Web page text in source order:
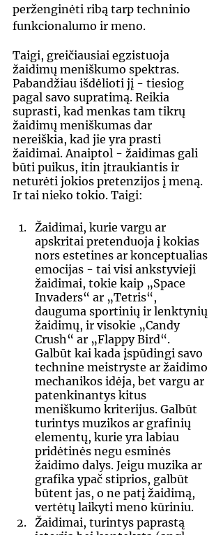
perženginėti ribą tarp techninio
funkcionalumo ir meno.
Taigi, greičiausiai egzistuoja
žaidimų meniškumo spektras.
Pabandžiau išdėlioti jį - tiesiog
pagal savo supratimą. Reikia
suprasti, kad menkas tam tikrų
žaidimų meniškumas dar
nereiškia, kad jie yra prasti
žaidimai. Anaiptol - žaidimas gali
būti puikus, itin įtraukiantis ir
neturėti jokios pretenzijos į meną.
Ir tai nieko tokio. Taigi:
Žaidimai, kurie vargu ar
apskritai pretenduoja į kokias
nors estetines ar konceptualias
emocijas - tai visi ankstyvieji
žaidimai, tokie kaip „Space
Invaders“ ar „Tetris“,
dauguma sportinių ir lenktynių
žaidimų, ir visokie „Candy
Crush“ ar „Flappy Bird“.
Galbūt kai kada įspūdingi savo
technine meistryste ar žaidimo
mechanikos idėja, bet vargu ar
patenkinantys kitus
meniškumo kriterijus. Galbūt
turintys muzikos ar grafinių
elementų, kurie yra labiau
pridėtinės negu esminės
žaidimo dalys. Jeigu muzika ar
grafika ypač stiprios, galbūt
būtent jas, o ne patį žaidimą,
vertėtų laikyti meno kūriniu.
Žaidimai, turintys paprastą